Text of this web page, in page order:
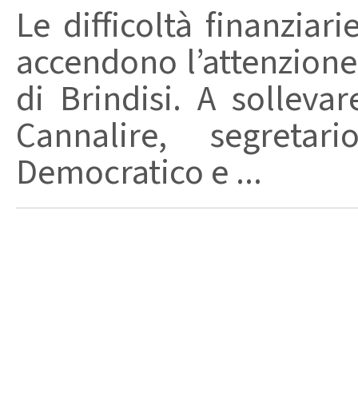
Le difficoltà
accendono
di Brindisi. A
Cannalire,
Democratico e ...